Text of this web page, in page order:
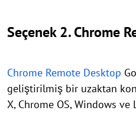
Seçenek 2. Chrome
Chrome Remote Desktop
geliştirilmiş bir uzaktan
X, Chrome OS, Windows